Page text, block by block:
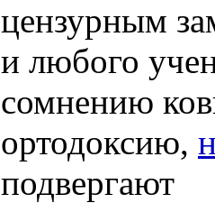
цензурным
и любого
сомнению
ортодоксию,
подвергают